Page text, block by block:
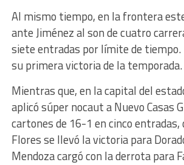
Al mismo tiempo, en la frontera
ante Jiménez al son de cuatro
siete entradas por límite de tiempo.
su primera victoria de la temporada.
Mientras que, en la capital del
aplicó súper nocaut a Nuevo Casas
cartones de 16-1 en cinco entradas,
Flores se llevó la victoria para
Mendoza cargó con la derrota para